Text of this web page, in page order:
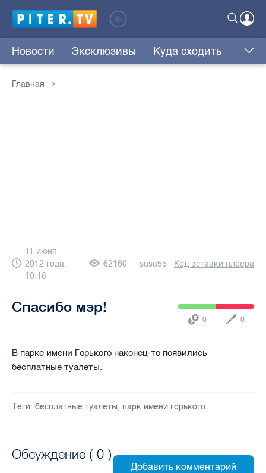
Новости Эксклюзивы Куда сходить
Главная
11 июня
2012 года,
10:16
62160 susu55 Код вставки плеера
Спасибо мэр!
0 0
В парке имени Горького наконец-то появились
бесплатные туалеты.
Теги: бесплатные туалеты, парк имени горького
Обсуждение ( 0 )